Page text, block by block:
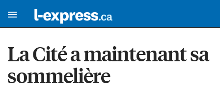
La Cité a maintenant sa
sommelière